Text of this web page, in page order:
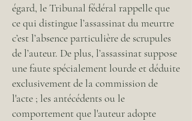
égard, le Tribunal fédéral rappelle que
ce qui distingue l’assassinat du meurtre
c’est l’absence particulière de scrupules
de l’auteur. De plus, l’assassinat suppose
une faute spécialement lourde et déduite
exclusivement de la commission de
l'acte ; les antécédents ou le
comportement que l'auteur adopte